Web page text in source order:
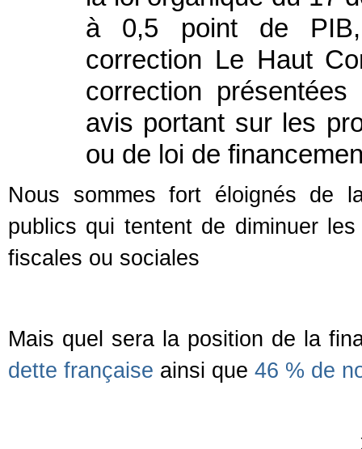
à 0,5 point de PIB,
correction Le Haut
correction
avis portant sur les
ou de loi de
Nous sommes fort éloignés de
publics qui tentent de diminuer
fiscales ou sociales
Mais quel sera la position de la
dette française ainsi que 46 % de